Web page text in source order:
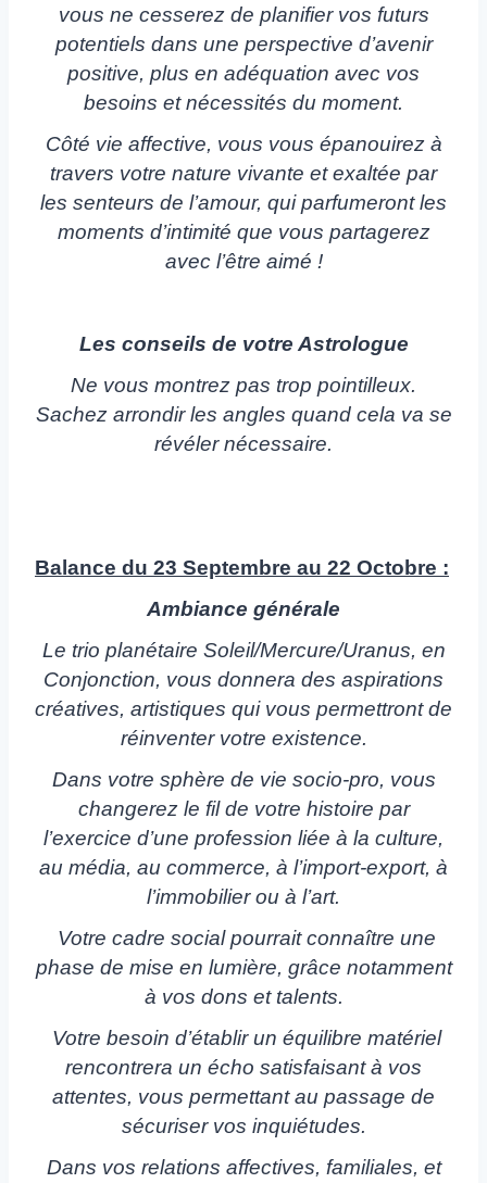
vous ne cesserez de planifier vos futurs
potentiels dans une perspective d’avenir
positive, plus en adéquation avec vos
besoins et nécessités du moment.
Côté vie affective, vous vous épanouirez à
travers votre nature vivante et exaltée par
les senteurs de l’amour, qui parfumeront les
moments d’intimité que vous partagerez
avec l’être aimé !
Les conseils de votre Astrologue
Ne vous montrez pas trop pointilleux.
Sachez arrondir les angles quand cela va se
révéler nécessaire.
Balance du 23 Septembre au 22 Octobre :
Ambiance générale
Le trio planétaire Soleil/Mercure/Uranus, en
Conjonction, vous donnera des aspirations
créatives, artistiques qui vous permettront de
réinventer votre existence.
Dans votre sphère de vie socio-pro, vous
changerez le fil de votre histoire par
l’exercice d’une profession liée à la culture,
au média, au commerce, à l’import-export, à
l’immobilier ou à l’art.
Votre cadre social pourrait connaître une
phase de mise en lumière, grâce notamment
à vos dons et talents.
Votre besoin d’établir un équilibre matériel
rencontrera un écho satisfaisant à vos
attentes, vous permettant au passage de
sécuriser vos inquiétudes.
Dans vos relations affectives, familiales, et